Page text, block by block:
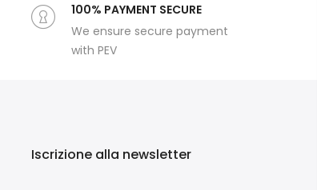
100% PAYMENT SECURE
We ensure secure payment
with PEV
Iscrizione alla newsletter